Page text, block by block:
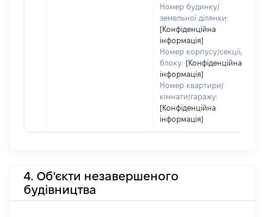
Номер будинку/
земельної ділянки:
[Конфіденційна
інформація]
Номер корпусу/секції/
блоку: [Конфіденційна
інформація]
Номер квартири/
кімнати/гаражу:
[Конфіденційна
інформація]
4. Об'єкти незавершеного
будівництва